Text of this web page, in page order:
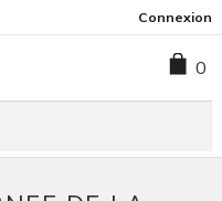
Connexion
0